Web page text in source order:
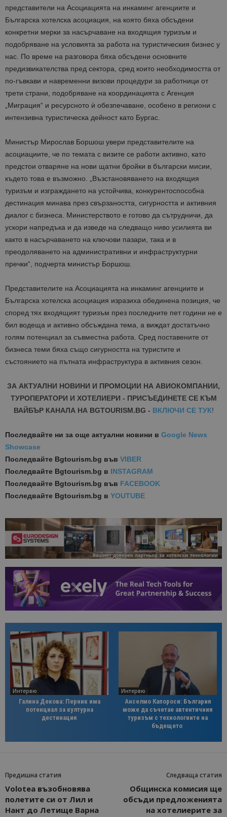
представители на Асоциацията на инкаминг агенциите и
Българска хотелска асоциация, на която бяха обсъдени
конкретни мерки за насърчаване на входящия туризъм и
подобряване на условията за работа на туристическия бизнес у
нас. По време на разговора бяха обсъдени основните
предизвикателства пред сектора, сред които необходимостта от
по-гъвкави и навременни визови процедури за работници от
трети страни, подобряване на координацията с Агенция
„Миграция“ и ресурсното ѝ обезпечаване, особено в региони с
интензивна туристическа дейност като Бургас.
Министър Мирослав Боршош увери представителите на
асоциациите, че по темата с визите се работи активно, като
предстои отваряне на нови щатни бройки в български мисии,
където това е възможно. „Възстановяването на входящия
туризъм и изграждането на устойчива, конкурентоспособна
дестинация минава през свързаността, сигурността и активния
диалог с бизнеса. Министерството е готово да сътрудничи, да
ускори напредъка и да изведе на следващо ниво усилията ви
както в насърчаването на ключови пазари, така и в
преодоляването на административни и инфраструктурни
пречки“, подчерта министър Боршош.
Представителите на Асоциацията на инкаминг агенциите и
Българска хотелска асоциация изразиха обединена позиция, че
според тях входящият туризъм през последните пет години не е
бил водеща и активно обсъждана тема, а виждат достатъчно
голям потенциал за съвместна работа. Сред поставените от
бизнеса теми бяха също сигурността на туристите и
състоянието на пътната инфраструктура в активния сезон.
ЗА АКТУАЛНИ НОВИНИ И ПРОМОЦИИ НА АВИОКОМПАНИИ,
ТУРОПЕРАТОРИ И ХОТЕЛИЕРИ - ПРИСЪЕДИНЕТЕ СЕ КЪМ
ВАЙБЪР КАНАЛА НА BGTOURISM.BG - ВКЛЮЧИ СЕ ТУК!
Последвайте ни за още актуални новини в Google News
Showcase
Последвайте Bgtourism.bg във VIBER
Последвайте Bgtourism.bg в INSTAGRAM
Последвайте Bgtourism.bg във FACEBOOK
Последвайте Bgtourism.bg в YOUTUBE
Интервю
Галина Декова: Перник има
потенциал за културна
дестинация
Интервю
Анселмо Капороси: България
може да съчетае автентичния
туризъм с технологиите на
бъдещето
Предишна статия
Volotea възобновява
полетите си от Лил и
Нант до Летище Варна
Следваща статия
Общинска комисия ще
обсъди предложенията
на хотелиерите за